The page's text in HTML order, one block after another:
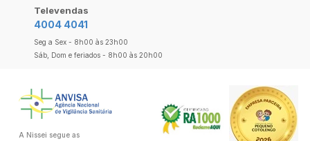
Televendas
4004 4041
Seg a Sex - 8h00 às 23h00
Sáb, Dom e feriados - 8h00 às 20h00
A Nissei segue as